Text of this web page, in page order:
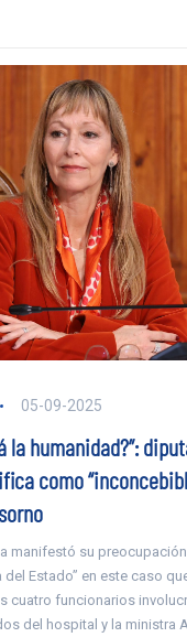
05-09-2025
la humanidad?”:
como
manifestó su
del Estado” en este caso
cuatro funcionarios
del hospital y la ministra